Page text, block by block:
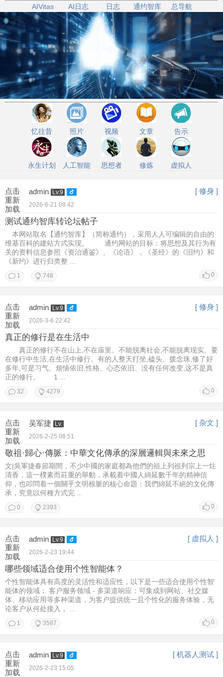
AIVitas AI日志 日志 通约智库 总导航
忆往昔 照片 视频 文章 告示
永生计划 人工智能 思想者 修炼 虚拟人
点击
重新
加载
admin Lv.9 [ 修身 ]
2026-6-21 08:42
测试通约智库转论坛帖子
本网站取名【通约智库】（简称通约），采用人人可编辑的自由的
维基百科的建站方式实现。 通约网站的目标：将思想及其行为有
关的资料信息参照《资治通鉴》、《论语》，《圣经》的《旧约》和
《新约》进行归类整 ...
0
1 748
点击
重新
加载
admin Lv.9 [ 修身 ]
2026-3-6 22:42
真正的修行是在生活中
真正的修行不在山上,不在庙里。不能脱离社会,不能脱离现实。要
在修行中生活,在生活中修行。有的人整天打坐,磕头、拨念珠,修了好
多年,可是习气、烦恼依旧,性格、心态依旧、没有任何改变,这不是真
正的修行。 1 ...
0
32 4279
点击
重新
加载
吴军捷 Lv. [ 杂文 ]
2026-2-25 08:51
敬祖·歸心·傳脈：中華文化傳承的深層邏輯與未來之思
文|吳軍捷春節期間，不少中國的家庭都為他們的祖上列祖列宗上一炷
清香，這一樸素而莊重的舉動，承載着中國人綿延數千年的精神信
仰，也叩問着一個關乎文明根脈的核心命題：我們綿延不絕的文化傳
承，究竟以何種方式完 ...
0
0 2393
点击
重新
加载
admin Lv.9 [ 虚拟人 ]
2026-2-23 19:44
哪些领域适合使用个性智能体？
个性智能体具有高度的灵活性和适应性，以下是一些适合使用个性智
能体的领域： 客户服务领域 - 多渠道响应：可集成到网站、社交媒
体、移动应用等多种渠道，为客户提供统一且个性化的服务体验，无
论客户从何处接入， ...
0
1 3587
点击
重新
加载
admin Lv.9 [ 机器人测试 ]
2026-2-23 15:05